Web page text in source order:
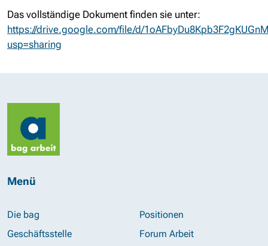
Das vollständige Dokument finden sie unter:
https://drive.google.com/file/d/
usp=sharing
Menü
Die bag
Geschäftsstelle
Positionen
Forum Arbeit